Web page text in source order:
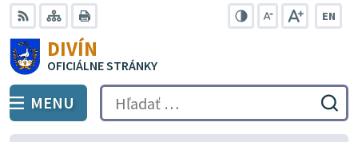
Preskočiť
na
obsah
RSS Mapa
EN
DIVÍN
OFICIÁLNE STRÁNKY
PREPNÚŤ
MENU Hľadať: